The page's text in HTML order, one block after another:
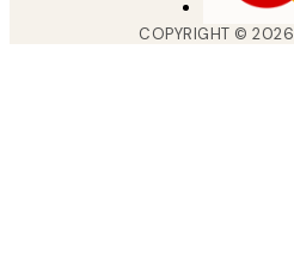
COPYRIGHT ©2026